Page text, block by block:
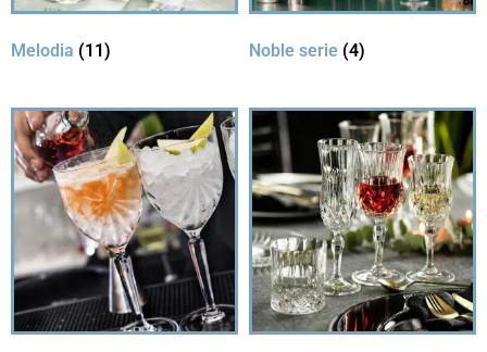
Melodia (11) Noble serie (4)